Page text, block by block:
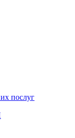
послуг